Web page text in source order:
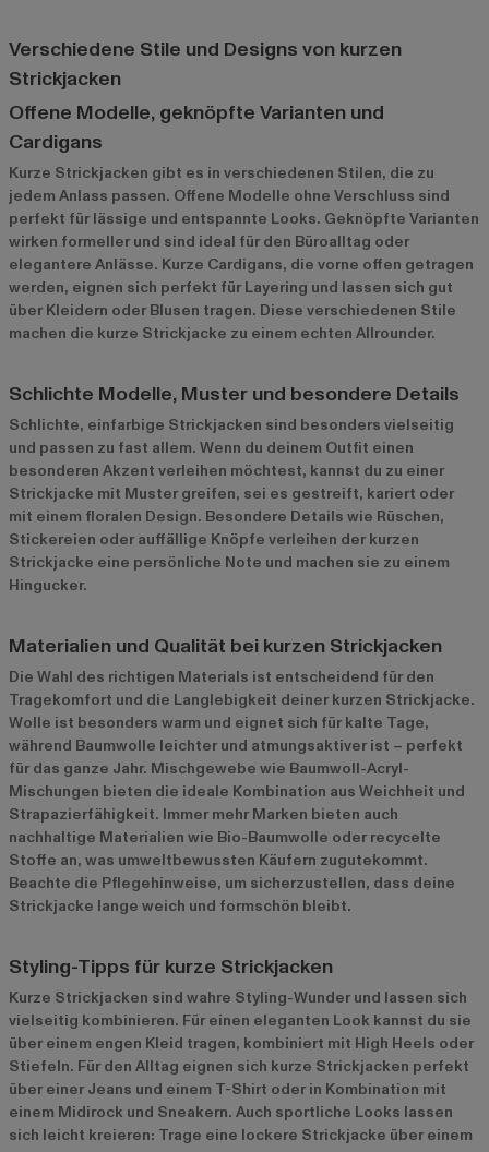
Verschiedene Stile und Designs von kurzen
Strickjacken
Offene Modelle, geknöpfte Varianten und
Cardigans
Kurze Strickjacken gibt es in verschiedenen Stilen, die zu
jedem Anlass passen. Offene Modelle ohne Verschluss sind
perfekt für lässige und entspannte Looks. Geknöpfte Varianten
wirken formeller und sind ideal für den Büroalltag oder
elegantere Anlässe. Kurze Cardigans, die vorne offen getragen
werden, eignen sich perfekt für Layering und lassen sich gut
über Kleidern oder Blusen tragen. Diese verschiedenen Stile
machen die kurze Strickjacke zu einem echten Allrounder.
Schlichte Modelle, Muster und besondere Details
Schlichte, einfarbige Strickjacken sind besonders vielseitig
und passen zu fast allem. Wenn du deinem Outfit einen
besonderen Akzent verleihen möchtest, kannst du zu einer
Strickjacke mit Muster greifen, sei es gestreift, kariert oder
mit einem floralen Design. Besondere Details wie Rüschen,
Stickereien oder auffällige Knöpfe verleihen der kurzen
Strickjacke eine persönliche Note und machen sie zu einem
Hingucker.
Materialien und Qualität bei kurzen Strickjacken
Die Wahl des richtigen Materials ist entscheidend für den
Tragekomfort und die Langlebigkeit deiner kurzen Strickjacke.
Wolle ist besonders warm und eignet sich für kalte Tage,
während Baumwolle leichter und atmungsaktiver ist – perfekt
für das ganze Jahr. Mischgewebe wie Baumwoll-Acryl-
Mischungen bieten die ideale Kombination aus Weichheit und
Strapazierfähigkeit. Immer mehr Marken bieten auch
nachhaltige Materialien wie Bio-Baumwolle oder recycelte
Stoffe an, was umweltbewussten Käufern zugutekommt.
Beachte die Pflegehinweise, um sicherzustellen, dass deine
Strickjacke lange weich und formschön bleibt.
Styling-Tipps für kurze Strickjacken
Kurze Strickjacken sind wahre Styling-Wunder und lassen sich
vielseitig kombinieren. Für einen eleganten Look kannst du sie
über einem engen Kleid tragen, kombiniert mit High Heels oder
Stiefeln. Für den Alltag eignen sich kurze Strickjacken perfekt
über einer Jeans und einem T-Shirt oder in Kombination mit
einem Midirock und Sneakern. Auch sportliche Looks lassen
sich leicht kreieren: Trage eine lockere Strickjacke über einem